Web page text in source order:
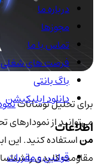
برای تحلیل نوسانات
می‌توانید از نمودارهای
مناستفاده کنید. این
مقاومت کلیدی را
درباره ما
مجوزها
تماس با ما
فرصت های شغلی
باگ بانتی
دانلود اپلیکیشن
اطلاعات
قوانین و مقررات